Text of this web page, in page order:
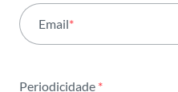
Institucional
Email*
Periodicidade *